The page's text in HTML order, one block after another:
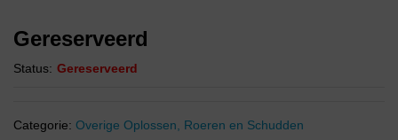
Gereserveerd
Status: Gereserveerd
Categorie: Overige Oplossen, Roeren en Schudden